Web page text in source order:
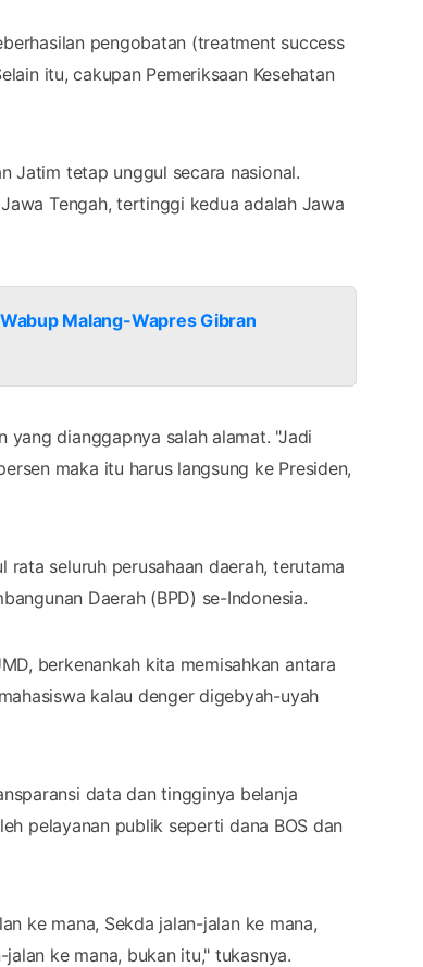
pengobatan (treatment success
itu, cakupan Pemeriksaan Kesehatan
Jatim tetap unggul secara nasional.
Tengah, tertinggi kedua adalah Jawa
Malang-Wapres Gibran
dianggapnya salah alamat. "Jadi
maka itu harus langsung ke Presiden,
seluruh perusahaan daerah, terutama
Daerah (BPD) se-Indonesia.
berkenankah kita memisahkan antara
kalau denger digebyah-uyah
data dan tingginya belanja
pelayanan publik seperti dana BOS dan
ke mana, Sekda jalan-jalan ke mana,
ke mana, bukan itu," tukasnya.